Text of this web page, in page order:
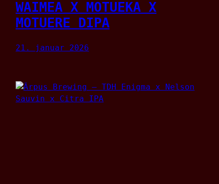
WAIMEA X MOTUEKA X
MOTUERE DIPA
21. januar 2026